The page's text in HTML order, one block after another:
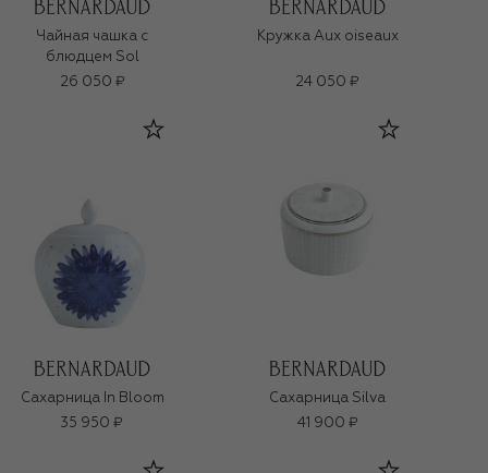
Чайная чашка с
блюдцем Sol
26 050 ₽
Кружка Aux oiseaux
24 050 ₽
Сахарница In Bloom
35 950 ₽
Сахарница Silva
41 900 ₽